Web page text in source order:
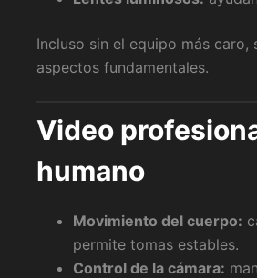
Incluso sin el equipo más
aspectos fundamentales.
Video
humano
Movimiento del cuerpo:
permite tomas estables.
Control de la cámara: